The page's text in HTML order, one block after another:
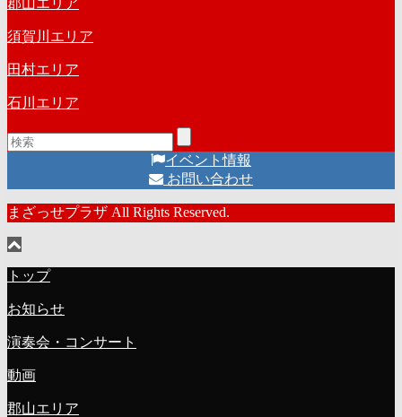
須賀川エリア
田村エリア
石川エリア
イベント情報
お問い合わせ
まざっせプラザ All Rights Reserved.
トップ
お知らせ
演奏会・コンサート
動画
郡山エリア